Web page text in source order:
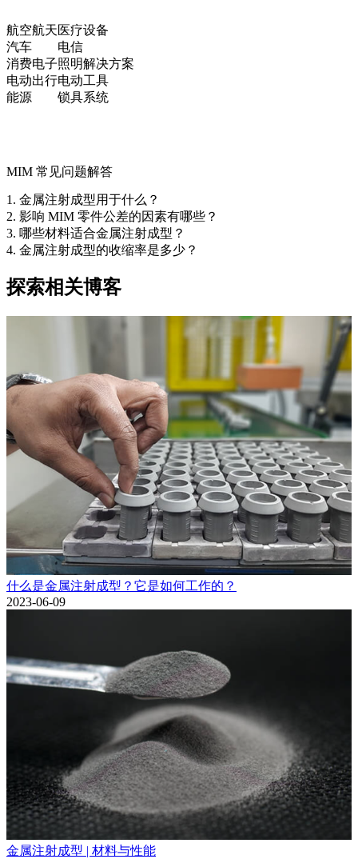
航空航天医疗设备
汽车
电信
消费电子照明解决方案
电动出行电动工具
能源
锁具系统
MIM 常见问题解答
1. 金属注射成型用于什么？
2. 影响 MIM 零件公差的因素有哪些？
3. 哪些材料适合金属注射成型？
4. 金属注射成型的收缩率是多少？
探索相关博客
什么是金属注射成型？它是如何工作的？
2023-06-09
金属注射成型 | 材料与性能